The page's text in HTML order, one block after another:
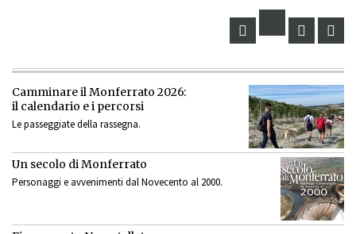
Camminare il Monferrato 2026:
il calendario e i percorsi
Le passeggiate della rassegna.
Un secolo di Monferrato
Personaggi e avvenimenti dal Novecento al 2000.